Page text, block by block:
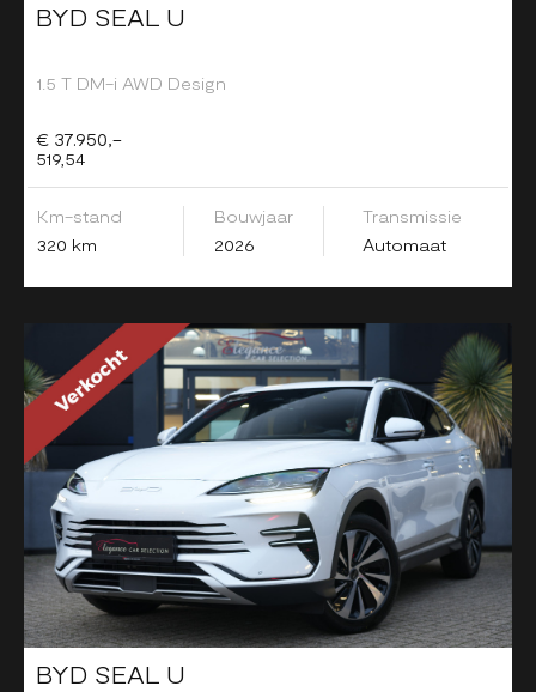
BYD SEAL U
1.5 T DM-i AWD Design
€ 37.950,-
519,54
Km-stand
320 km
Bouwjaar
2026
Transmissie
Automaat
BYD SEAL U